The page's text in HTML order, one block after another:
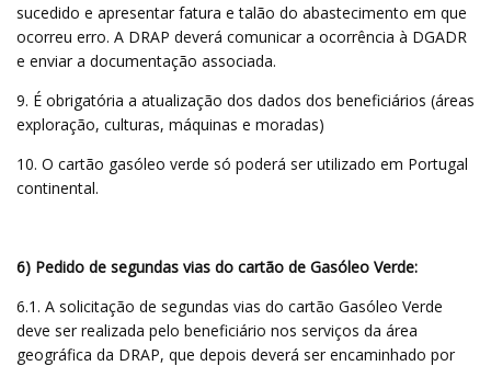
sucedido e apresentar fatura e talão do abastecimento em que
ocorreu erro. A DRAP deverá comunicar a ocorrência à DGADR
e enviar a documentação associada.
9. É obrigatória a atualização dos dados dos beneficiários (áreas
exploração, culturas, máquinas e moradas)
10. O cartão gasóleo verde só poderá ser utilizado em Portugal
continental.
6) Pedido de segundas vias do cartão de Gasóleo Verde:
6.1. A solicitação de segundas vias do cartão Gasóleo Verde
deve ser realizada pelo beneficiário nos serviços da área
geográfica da DRAP, que depois deverá ser encaminhado por